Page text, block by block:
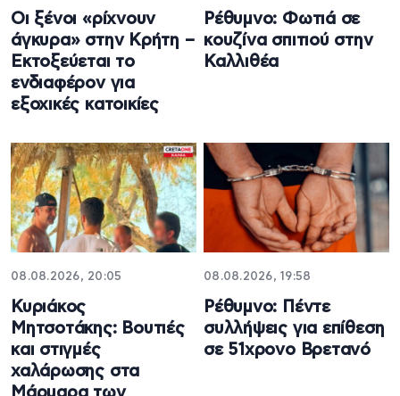
Οι ξένοι «ρίχνουν
άγκυρα» στην Κρήτη –
Εκτοξεύεται το
ενδιαφέρον για
εξοχικές κατοικίες
Ρέθυμνο: Φωτιά σε
κουζίνα σπιτιού στην
Καλλιθέα
08.08.2026, 20:05
Κυριάκος
Μητσοτάκης: Βουτιές
και στιγμές
χαλάρωσης στα
08.08.2026, 19:58
Ρέθυμνο: Πέντε
συλλήψεις για επίθεση
σε 51χρονο Βρετανό